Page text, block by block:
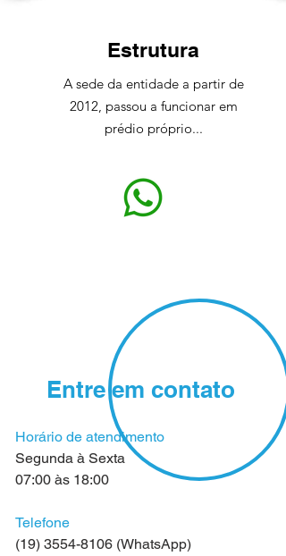
Estrutura
A sede da entidade a partir de
2012, passou a funcionar em
prédio próprio...
Entre em contato
Horário de atendimento
Segunda à Sexta
07:00 às 18:00
Telefone
(19) 3554-8106 (WhatsApp)